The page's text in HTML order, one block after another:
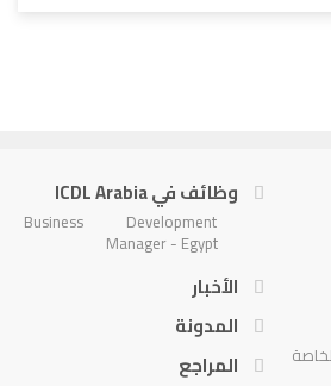
وظائف في ICDL Arabia
Business Development
Manager - Egypt
الأخبار
المدونة
المراجع